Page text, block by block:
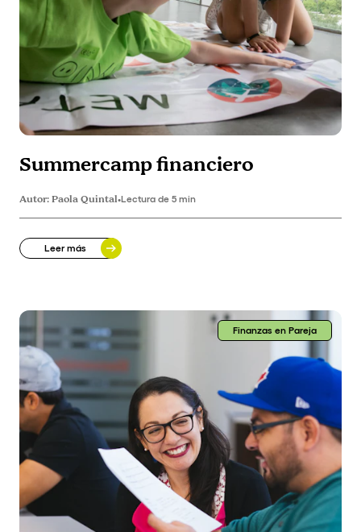
Summercamp financiero
Autor:Paola Quintal•Lectura de 5 min
Leer más
Finanzas en Pareja